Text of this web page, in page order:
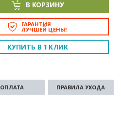
В КОРЗИНУ
ГАРАНТИЯ
ЛУЧШЕЙ ЦЕНЫ!
КУПИТЬ В 1 КЛИК
ОПЛАТА ПРАВИЛА УХОДА